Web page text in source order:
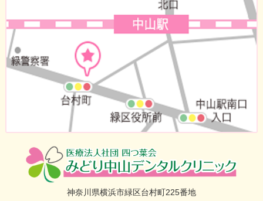
神奈川県横浜市緑区台村町225番地